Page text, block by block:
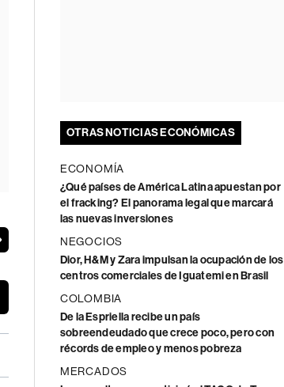
OTRAS NOTICIAS ECONÓMICAS
ECONOMÍA
¿Qué países de América Latina apuestan por
el fracking? El panorama legal que marcará
las nuevas inversiones
NEGOCIOS
Dior, H&M y Zara impulsan la ocupación de los
centros comerciales de Iguatemi en Brasil
COLOMBIA
De la Espriella recibe un país
sobreendeudado que crece poco, pero con
récords de empleo y menos pobreza
MERCADOS